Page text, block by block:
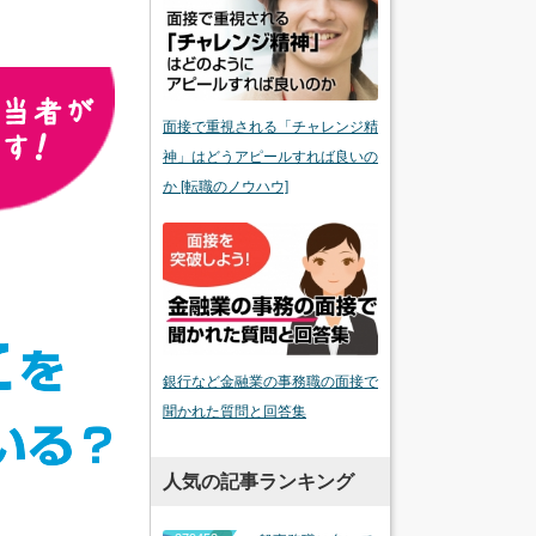
面接で重視される「チャレンジ精
神」はどうアピールすれば良いの
か [転職のノウハウ]
銀行など金融業の事務職の面接で
聞かれた質問と回答集
人気の記事ランキング